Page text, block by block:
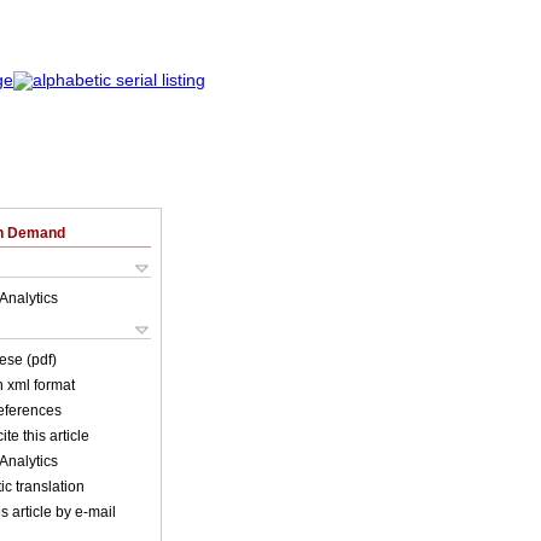
Demand
(pdf)
xml format
this article
translation
article by e-mail